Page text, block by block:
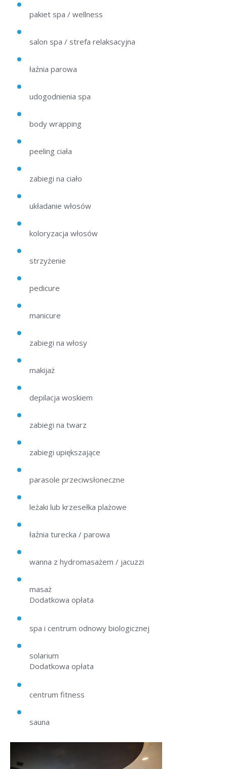
pakiet spa / wellness
salon spa / strefa relaksacyjna
łaźnia parowa
udogodnienia spa
body wrapping
peeling ciała
zabiegi na ciało
układanie włosów
koloryzacja włosów
strzyżenie
pedicure
manicure
zabiegi na włosy
makijaż
depilacja woskiem
zabiegi na twarz
zabiegi upiększające
parasole przeciwsłoneczne
leżaki lub krzesełka plażowe
łaźnia turecka / parowa
wanna z hydromasażem / jacuzzi
masaż
Dodatkowa opłata
spa i centrum odnowy biologicznej
solarium
Dodatkowa opłata
centrum fitness
sauna